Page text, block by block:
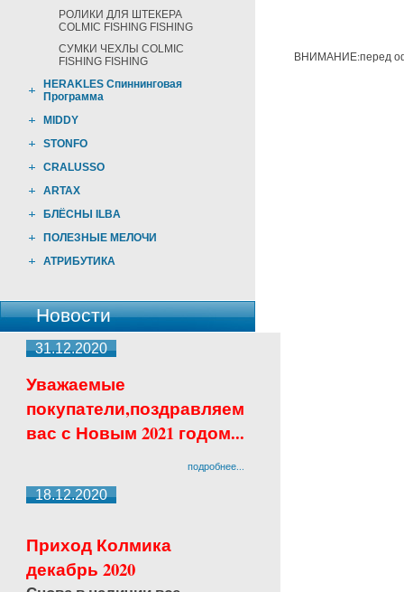
РОЛИКИ ДЛЯ ШТЕКЕРА
COLMIC FISHING FISHING
СУМКИ ЧЕХЛЫ COLMIC
FISHING FISHING
HERAKLES Спиннинговая
Программа
MIDDY
STONFO
CRALUSSO
ARTAX
БЛЁСНЫ ILBA
ПОЛЕЗНЫЕ МЕЛОЧИ
АТРИБУТИКА
Новости
31.12.2020
Уважаемые
покупатели,поздравляем
вас с Новым 2021 годом...
подробнее...
18.12.2020
Приход Колмика
декабрь 2020
ВНИМАНИЕ:перед